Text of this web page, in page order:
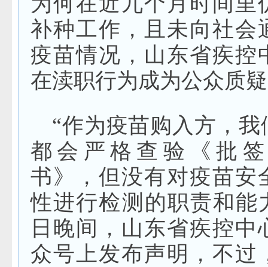
补种工作，且未向社会
疫苗情况，山东省疾控
在渎职行为成为公众质
“作为疫苗购入方，
都会严格查验《批
书》，但没有对疫苗安
性进行检测的职责和能
日晚间，山东省疾控中
众号上发布声明，不过